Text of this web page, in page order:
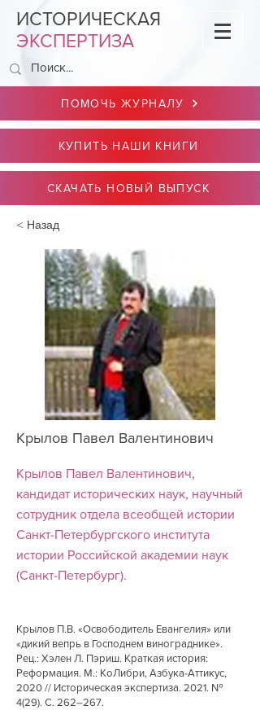
ИСТОРИЧЕСКАЯ
ЭКСПЕРТИЗА
ПОМОЧЬ ЖУРНАЛУ
КУПИТЬ НАШИ КНИГИ
СКАЧАТЬ НОВЫЙ ВЫПУСК
< Назад
Крылов Павел Валентинович
Крылов Павел Валентинович,
кандидат исторических наук, научный
сотрудник отдела всеобщей истории
Санкт-Петербургского института
истории Российской академии наук
(Санкт-Петербург).
Крылов П.В. «Освободитель Евангелия» или
«дикий вепрь в Господнем винограднике».
Рец.: Хэлен Л. Пэриш. Краткая история:
Реформация. М.: КоЛибри, Азбука-Аттикус,
2020 // Историческая экспертиза. 2021. №
4(29). С. 262–267.